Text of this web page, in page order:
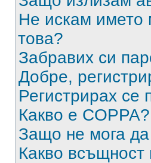
Не искам името
това?
Забравих си
Добре,
Регистрирах се
Какво е COPPA?
Защо не мога
Какво всъщност